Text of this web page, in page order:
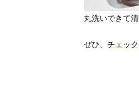
丸洗いできて
ぜひ、 チェック